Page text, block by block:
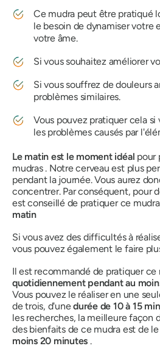
Ce mudra peut être pratiqué
le besoin de dynamiser votre
votre âme.
Si vous souhaitez améliorer
Si vous souffrez de douleurs
problèmes similaires.
Vous pouvez pratiquer cela
les problèmes causés par
Le matin est le moment idéal pour
mudras. Notre cerveau est plus
pendant la journée. Vous aurez
concentrer. Par conséquent, pour
est conseillé de pratiquer ce mudra
matin
Si vous avez des difficultés à
vous pouvez également le faire
Il est recommandé de pratiquer ce
quotidiennement pendant au
Vous pouvez le réaliser en une
de trois, d'unedurée de 10 à 15
les recherches, la meilleure façon
des bienfaits de ce mudra est de
moins 20 minutes .